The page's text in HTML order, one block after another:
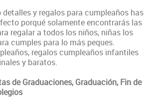
y regalos para cumpleaños has
porqué solamente encontrarás las
regalar a todos los niños, niñas los
cumples para lo más peques.
regalos cumpleaños infantiles
y baratos.
de Graduaciones, Graduación, Fin de